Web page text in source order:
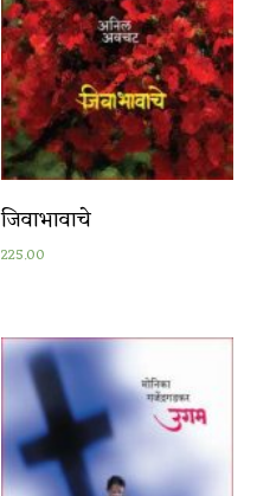
जिवाभावाचे
225.00